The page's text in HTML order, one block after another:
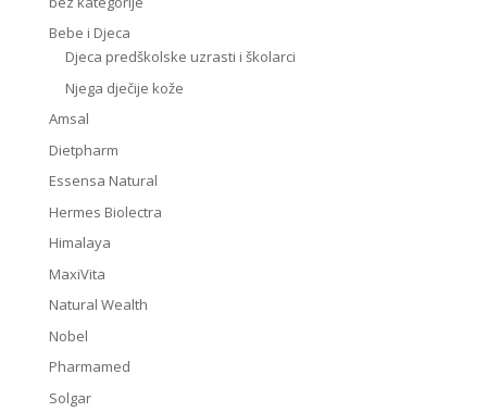
Bebe i Djeca
Djeca predškolske uzrasti i školarci
Njega dječije kože
Amsal
Dietpharm
Essensa Natural
Hermes Biolectra
Himalaya
MaxiVita
Natural Wealth
Nobel
Pharmamed
Solgar